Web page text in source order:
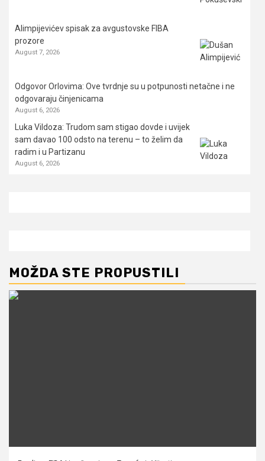
Alimpijevićev spisak za avgustovske FIBA
prozore
August 7, 2026
Odgovor Orlovima: ​Ove tvrdnje su u potpunosti netačne i ne
odgovaraju činjenicama
August 6, 2026
Luka Vildoza: Trudom sam stigao dovde i uvijek
sam davao 100 odsto na terenu – to želim da
radim i u Partizanu
August 6, 2026
MOŽDA STE PROPUSTILI